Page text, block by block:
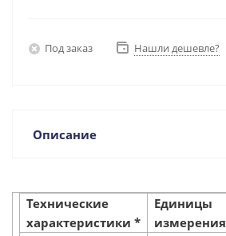
Под заказ Нашли дешевле?
Описание
Технические
характеристики *
Единицы
измерения